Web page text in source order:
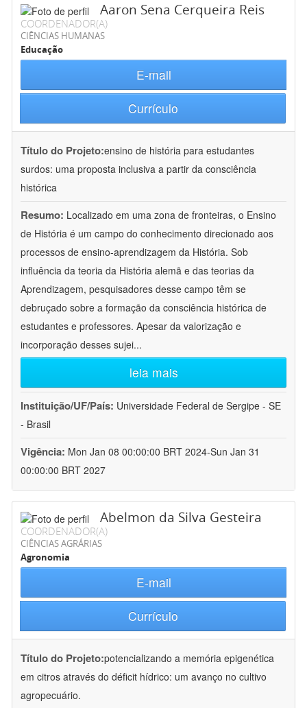
Aaron Sena Cerqueira Reis
COORDENADOR(A)
CIÊNCIAS HUMANAS
Educação
E-mail
Currículo
Título do Projeto:ensino de história para estudantes
surdos: uma proposta inclusiva a partir da consciência
histórica
Resumo: Localizado em uma zona de fronteiras, o Ensino
de História é um campo do conhecimento direcionado aos
processos de ensino-aprendizagem da História. Sob
influência da teoria da História alemã e das teorias da
Aprendizagem, pesquisadores desse campo têm se
debruçado sobre a formação da consciência histórica de
estudantes e professores. Apesar da valorização e
incorporação desses sujei...
leia mais
Instituição/UF/País: Universidade Federal de Sergipe - SE
- Brasil
Vigência: Mon Jan 08 00:00:00 BRT 2024-Sun Jan 31
00:00:00 BRT 2027
Abelmon da Silva Gesteira
COORDENADOR(A)
CIÊNCIAS AGRÁRIAS
Agronomia
E-mail
Currículo
Título do Projeto:potencializando a memória epigenética
em citros através do déficit hídrico: um avanço no cultivo
agropecuário.